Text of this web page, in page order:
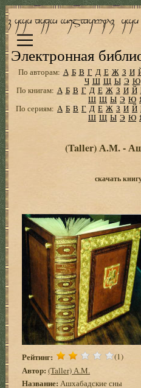
Электронная
По авторам: А Б В Г Д Е Ж З И
Ч Ш Щ Ы Э Ю
По книгам: А Б В Г Д Е Ж З И Й
Ш Щ Ы Э Ю
По сериям: А Б В Г Д Е Ж З И Й
Ш Щ Ы Э Ю
(Taller) А.М. -
скачать
Рейтинг: (1)
Автор: (Taller) А.М.
Название: Ашхабадские сны